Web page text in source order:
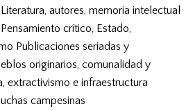
Literatura, autores, memoria intelectual
Pensamiento crítico, Estado,
Publicaciones seriadas y
originarios, comunalidad y
extractivismo e infraestructura
campesinas